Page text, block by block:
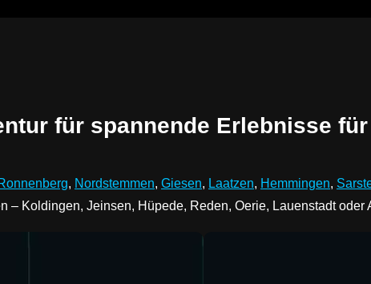
für spannende Erlebnisse
, Nordstemmen, Giesen, Laatzen, Hemmingen,
– Koldingen, Jeinsen, Hüpede, Reden, Oerie, Lauenstadt